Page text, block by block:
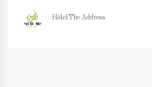
Hôtel The Address